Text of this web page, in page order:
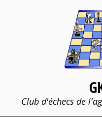
Club d'échecs de